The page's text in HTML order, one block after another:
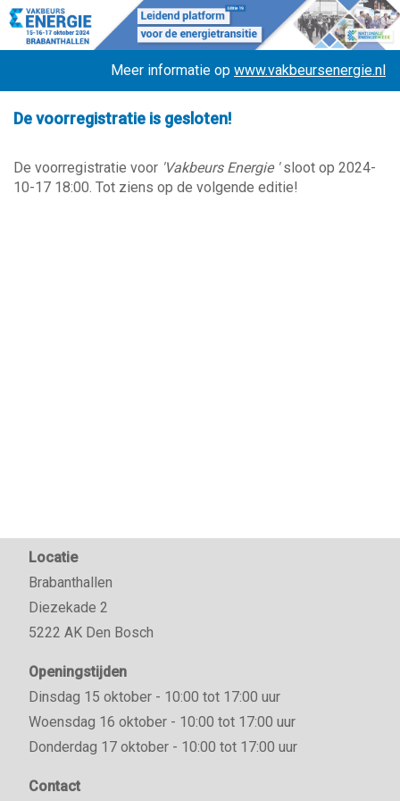
Meer informatie op www.vakbeursenergie.nl
De voorregistratie is gesloten!
De voorregistratie voor 'Vakbeurs Energie ' sloot op 2024-
10-17 18:00. Tot ziens op de volgende editie!
Locatie
Brabanthallen
Diezekade 2
5222 AK Den Bosch
Openingstijden
Dinsdag 15 oktober - 10:00 tot 17:00 uur
Woensdag 16 oktober - 10:00 tot 17:00 uur
Donderdag 17 oktober - 10:00 tot 17:00 uur
Contact